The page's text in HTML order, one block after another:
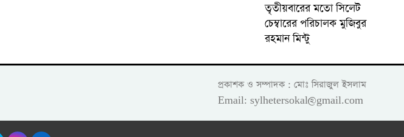
তৃতীয়বারের মতো সিলেট
চেম্বারের পরিচালক মুজিবুর
রহমান মিন্টু
প্রকাশক ও সম্পাদক : মোঃ সিরাজুল ইসলাম
Email: sylhetersokal@gmail.com